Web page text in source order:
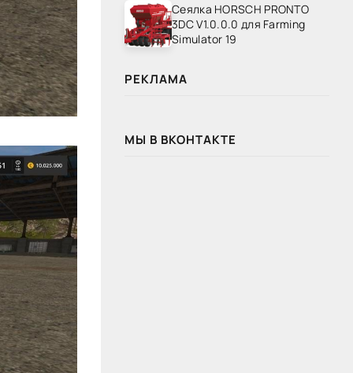
Сеялка HORSCH PRONTO
3DC V1.0.0.0 для Farming
Simulator 19
РЕКЛАМА
МЫ В ВКОНТАКТЕ